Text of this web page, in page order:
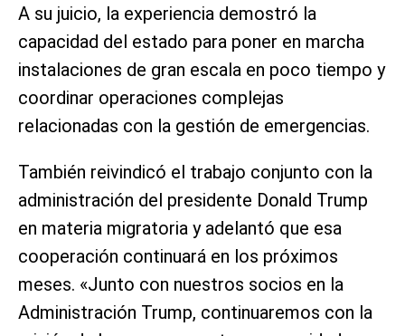
A su juicio, la experiencia demostró la
capacidad del estado para poner en marcha
instalaciones de gran escala en poco tiempo y
coordinar operaciones complejas
relacionadas con la gestión de emergencias.
También reivindicó el trabajo conjunto con la
administración del presidente Donald Trump
en materia migratoria y adelantó que esa
cooperación continuará en los próximos
meses. «Junto con nuestros socios en la
Administración Trump, continuaremos con la